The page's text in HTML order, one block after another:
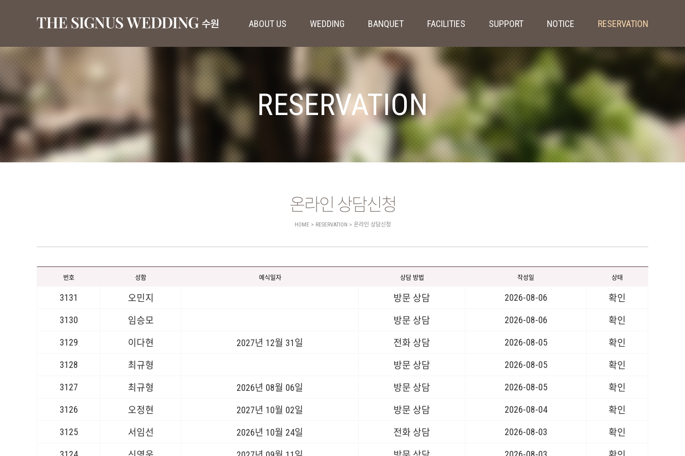
ABOUT US WEDDING BANQUET FACILITIES SUPPORT NOTICE RESERVATION
RESERVATION
온라인 상담신청
HOME > RESERVATION > 온라인 상담신청
번호 성함 예식일자 상담 방법 작성일 상태
3131 오민지 방문 상담 2026-08-06 확인
3130 임승모 방문 상담 2026-08-06 확인
3129 이다현 2027년 12월 31일 전화 상담 2026-08-05 확인
3128 최규형 방문 상담 2026-08-05 확인
3127 최규형 2026년 08월 06일 방문 상담 2026-08-05 확인
3126 오정현 2027년 10월 02일 방문 상담 2026-08-04 확인
3125 서임선 2026년 10월 24일 전화 상담 2026-08-03 확인